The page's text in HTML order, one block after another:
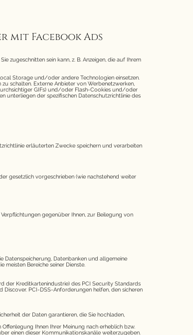
mit Facebook Ads
zugeschnitten sein kann, z. B. Anzeigen, die auf Ihrem
Storage und/oder andere Technologien einsetzen.
schalten. Externe Anbieter von Werbenetzwerken,
GIFs) und/oder Flash-Cookies und/oder
unterliegen der spezifischen Datenschutzrichtlinie des
erläuterten Zwecke speichern und verarbeiten
gesetzlich vorgeschrieben (wie nachstehend weiter
gegenüber Ihnen, zur Beilegung von
Datenspeicherung, Datenbanken und allgemeine
Bereiche seiner Dienste.
der Kreditkartenindustrie) des PCI Security Standards
PCI-DSS-Anforderungen helfen, den sicheren
der Daten garantieren, die Sie hochladen,
Ihnen Ihrer Meinung nach erheblich bzw.
einen dieser Kommunikationskanäle weiterzugeben.